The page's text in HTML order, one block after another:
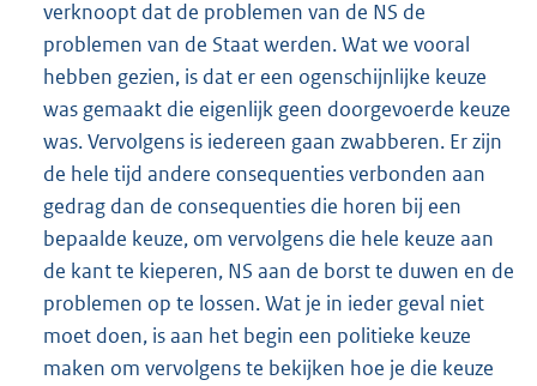
verknoopt dat de problemen van de NS de
problemen van de Staat werden. Wat we vooral
hebben gezien, is dat er een ogenschijnlijke keuze
was gemaakt die eigenlijk geen doorgevoerde keuze
was. Vervolgens is iedereen gaan zwabberen. Er zijn
de hele tijd andere consequenties verbonden aan
gedrag dan de consequenties die horen bij een
bepaalde keuze, om vervolgens die hele keuze aan
de kant te kieperen, NS aan de borst te duwen en de
problemen op te lossen. Wat je in ieder geval niet
moet doen, is aan het begin een politieke keuze
maken om vervolgens te bekijken hoe je die keuze